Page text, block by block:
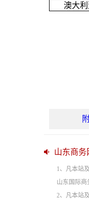
澳大利
山东商务
1、凡本站
山东国际商
2、凡本站